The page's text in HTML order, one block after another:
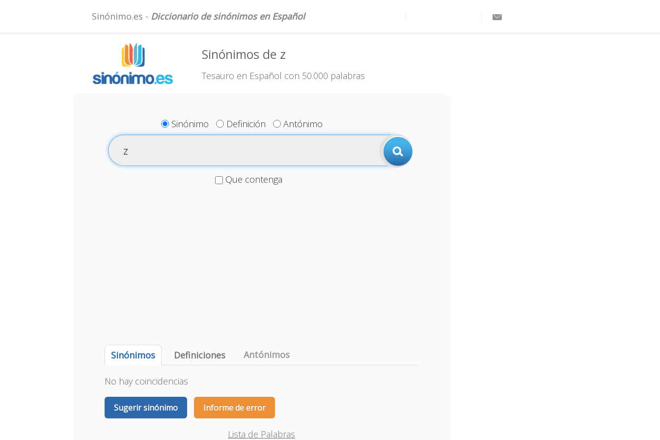
Sinónimo.es - Diccionario de sinónimos en Español
Sinónimos de z
Tesauro en Español con 50.000 palabras
Sinónimo Definición Antónimo
Que contenga
Sinónimos Definiciones Antónimos
No hay coincidencias
Sugerir sinónimo Informe de error
Lista de Palabras